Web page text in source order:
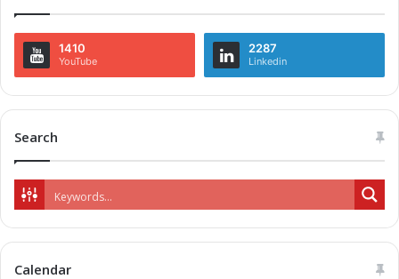
1410
YouTube
2287
Linkedin
Search
Calendar